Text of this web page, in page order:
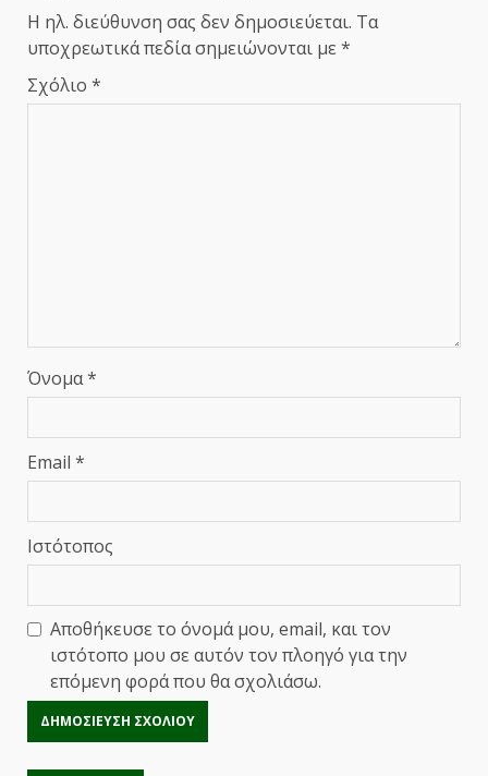
Η ηλ. διεύθυνση σας δεν δημοσιεύεται. Τα
υποχρεωτικά πεδία σημειώνονται με *
Σχόλιο *
Όνομα*
Email *
Ιστότοπος
Αποθήκευσε το όνομά μου, email, και τον
ιστότοπο μου σε αυτόν τον πλοηγό για την
επόμενη φορά που θα σχολιάσω.